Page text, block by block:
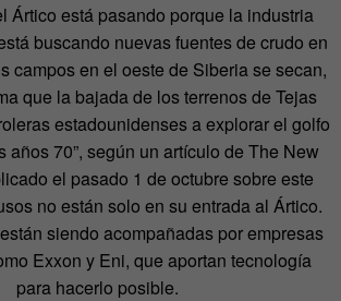
Ártico está pasando porque la industria
buscando nuevas fuentes de crudo en
campos en el oeste de Siberia se secan,
que la bajada de los terrenos de Tejas
estadounidenses a explorar el golfo
años 70”, según un artículo de The New
el pasado 1 de octubre sobre este
no están solo en su entrada al Ártico.
siendo acompañadas por empresas
Exxon y Eni, que aportan tecnología
para hacerlo posible.